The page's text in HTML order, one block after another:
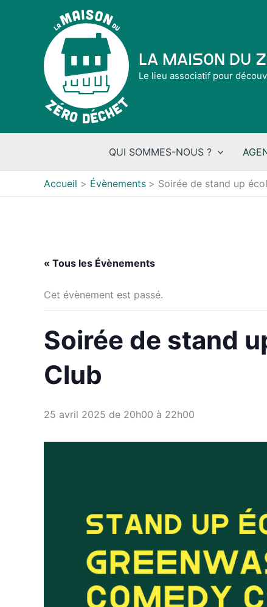
La Maison du
Le lieu associatif pour
QUI SOMMES-NOUS ?
Accueil Évènements Soirée de stand up
« Tous les Évènements
Cet évènement est passé.
Soirée de stand
Club
25 avril 2025 de 20h00 à 22h00